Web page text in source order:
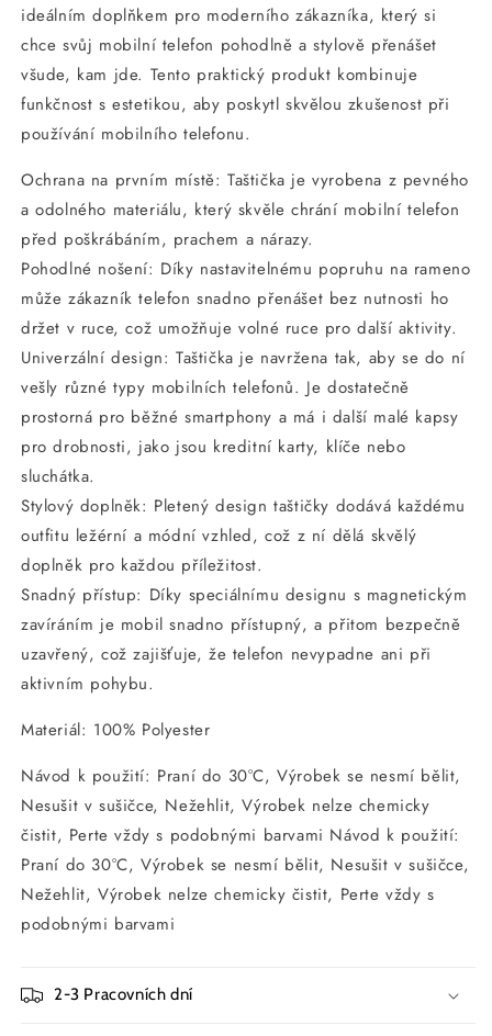
ideálním doplňkem pro moderního zákazníka, který si
chce svůj mobilní telefon pohodlně a stylově přenášet
všude, kam jde. Tento praktický produkt kombinuje
funkčnost s estetikou, aby poskytl skvělou zkušenost při
používání mobilního telefonu.
Ochrana na prvním místě: Taštička je vyrobena z pevného
a odolného materiálu, který skvěle chrání mobilní telefon
před poškrábáním, prachem a nárazy.
Pohodlné nošení: Díky nastavitelnému popruhu na rameno
může zákazník telefon snadno přenášet bez nutnosti ho
držet v ruce, což umožňuje volné ruce pro další aktivity.
Univerzální design: Taštička je navržena tak, aby se do ní
vešly různé typy mobilních telefonů. Je dostatečně
prostorná pro běžné smartphony a má i další malé kapsy
pro drobnosti, jako jsou kreditní karty, klíče nebo
sluchátka.
Stylový doplněk: Pletený design taštičky dodává každému
outfitu ležérní a módní vzhled, což z ní dělá skvělý
doplněk pro každou příležitost.
Snadný přístup: Díky speciálnímu designu s magnetickým
zavíráním je mobil snadno přístupný, a přitom bezpečně
uzavřený, což zajišťuje, že telefon nevypadne ani při
aktivním pohybu.
Materiál: 100% Polyester
Návod k použití: Praní do 30°C, Výrobek se nesmí bělit,
Nesušit v sušičce, Nežehlit, Výrobek nelze chemicky
čistit, Perte vždy s podobnými barvami Návod k použití:
Praní do 30°C, Výrobek se nesmí bělit, Nesušit v sušičce,
Nežehlit, Výrobek nelze chemicky čistit, Perte vždy s
podobnými barvami
2-3 Pracovních dní